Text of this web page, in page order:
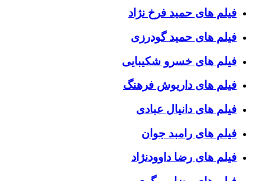
فیلم های حمید فرخ نژاد
فیلم های حمید گودرزی
فیلم های خسرو شکیبایی
فیلم های داریوش فرهنگ
فیلم های دانیال عبادی
فیلم های رامبد جوان
فیلم های رضا داوودنژاد